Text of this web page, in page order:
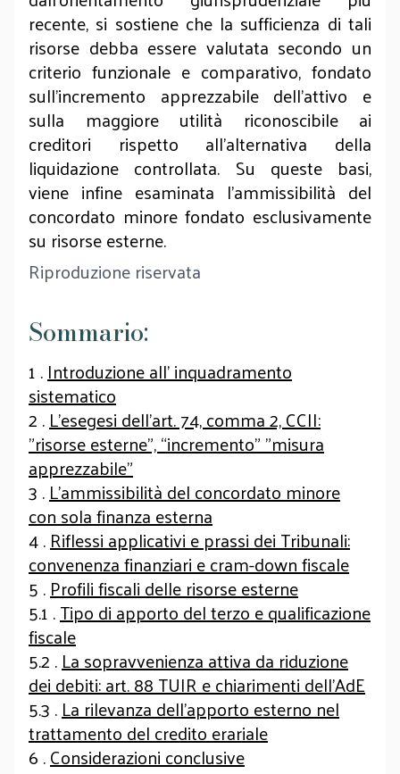
recente, si sostiene che la sufficienza di tali
risorse debba essere valutata secondo un
criterio funzionale e comparativo, fondato
sull’incremento apprezzabile dell’attivo e
sulla maggiore utilità riconoscibile ai
creditori rispetto all’alternativa della
liquidazione controllata. Su queste basi,
viene infine esaminata l’ammissibilità del
concordato minore fondato esclusivamente
su risorse esterne.
Riproduzione riservata
Sommario:
1 .Introduzione all’ inquadramento
sistematico
2 .L'esegesi dell'art. 74, comma 2, CCII:
"risorse esterne", “incremento” "misura
apprezzabile"
3 .L'ammissibilità del concordato minore
con sola finanza esterna
4 .Riflessi applicativi e prassi dei Tribunali:
convenenza finanziari e cram-down fiscale
5 .Profili fiscali delle risorse esterne
5.1 .Tipo di apporto del terzo e qualificazione
fiscale
5.2 .La sopravvenienza attiva da riduzione
dei debiti: art. 88 TUIR e chiarimenti dell’AdE
5.3 .La rilevanza dell’apporto esterno nel
trattamento del credito erariale
6 .Considerazioni conclusive